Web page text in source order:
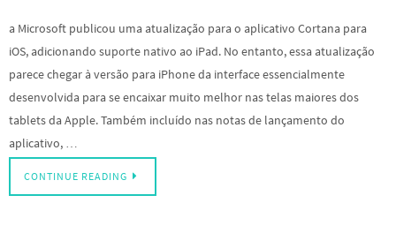
a Microsoft publicou uma atualização para o aplicativo Cortana para
iOS, adicionando suporte nativo ao iPad. No entanto, essa atualização
parece chegar à versão para iPhone da interface essencialmente
desenvolvida para se encaixar muito melhor nas telas maiores dos
tablets da Apple. Também incluído nas notas de lançamento do
aplicativo, …
CONTINUE READING